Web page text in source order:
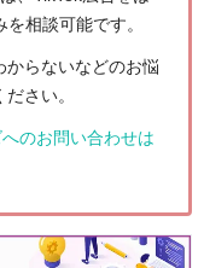
グパートナーズ
西区新町1-28-3 四ツ
品川区東五反田2-5-9
援
相談可能です。
からないなどのお悩
さい。
のお問い合わせは